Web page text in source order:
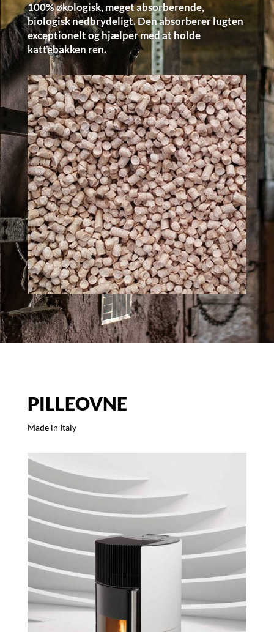
100% økologisk, meget absorberende,
biologisk nedbrydeligt. Den absorberer lugten
exceptionelt og hjælper med at holde
kattebakken ren.
PILLEOVNE
Made in Italy